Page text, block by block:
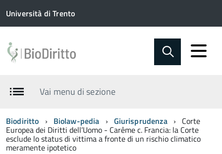
Università di Trento
Vai menu di sezione
Biodiritto Biolaw-pedia Giurisprudenza Corte
Europea dei Diritti dell’Uomo - Carême c. Francia: la Corte
esclude lo status di vittima a fronte di un rischio climatico
meramente ipotetico